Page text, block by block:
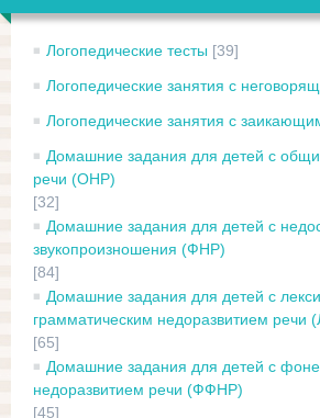
Логопедические тесты [39]
Логопедические занятия с
Логопедические занятия с
Домашние задания для детей с
речи (ОНР)
[32]
Домашние задания для детей с
звукопроизношения (ФНР)
[84]
Домашние задания для детей с
грамматическим недоразвитием речи
[65]
Домашние задания для детей с
недоразвитием речи (ФФНР)
[45]